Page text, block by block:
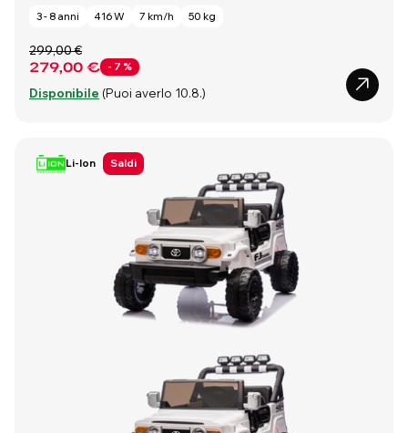
3 - 8 anni 416 W 7 km/h 50 kg
279,00 € - 7 %
299,00 €
Disponibile (Puoi averlo 10.8.)
Li-Ion Saldi